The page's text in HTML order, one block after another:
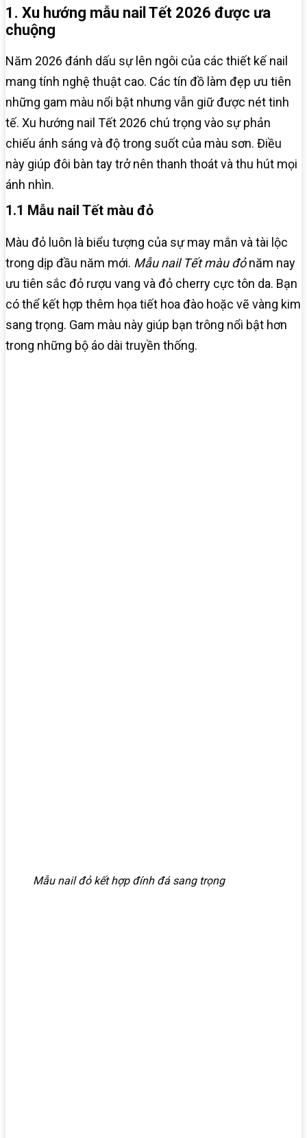
1. Xu hướng mẫu nail Tết 2026 được ưa
chuộng
Năm 2026 đánh dấu sự lên ngôi của các thiết kế nail
mang tính nghệ thuật cao. Các tín đồ làm đẹp ưu tiên
những gam màu nổi bật nhưng vẫn giữ được nét tinh
tế. Xu hướng nail Tết 2026 chú trọng vào sự phản
chiếu ánh sáng và độ trong suốt của màu sơn. Điều
này giúp đôi bàn tay trở nên thanh thoát và thu hút mọi
ánh nhìn.
1.1 Mẫu nail Tết màu đỏ
Màu đỏ luôn là biểu tượng của sự may mắn và tài lộc
trong dịp đầu năm mới. Mẫu nail Tết màu đỏnăm nay
ưu tiên sắc đỏ rượu vang và đỏ cherry cực tôn da. Bạn
có thể kết hợp thêm họa tiết hoa đào hoặc vẽ vàng kim
sang trọng. Gam màu này giúp bạn trông nổi bật hơn
trong những bộ áo dài truyền thống.
Mẫu nail đỏ kết hợp đính đá sang trọng